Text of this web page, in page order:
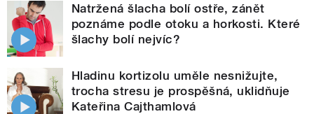
Natržená šlacha bolí ostře, zánět
poznáme podle otoku a horkosti. Které
šlachy bolí nejvíc?
Hladinu kortizolu uměle nesnižujte,
trocha stresu je prospěšná, uklidňuje
Kateřina Cajthamlová